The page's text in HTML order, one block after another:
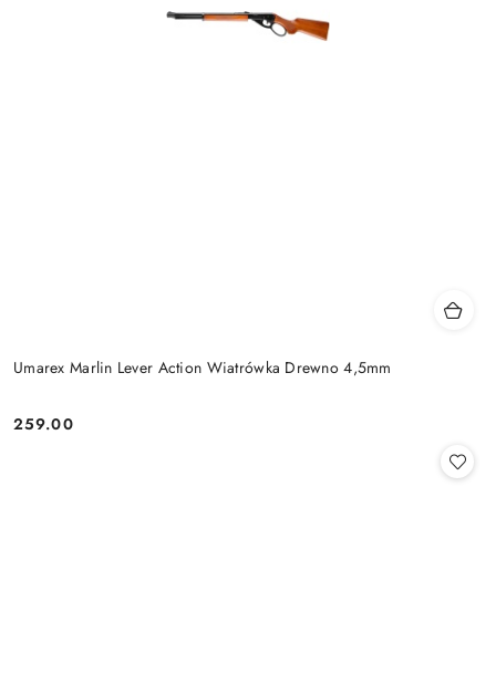
Umarex Marlin Lever Action Wiatrówka Drewno 4,5mm
Cena:
259.00